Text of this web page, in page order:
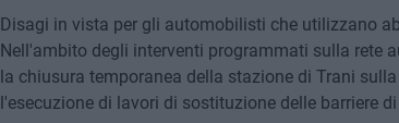
Disagi in vista per gli automobilisti che utilizzano
Nell'ambito degli interventi programmati sulla rete
la chiusura temporanea della stazione di Trani
l'esecuzione di lavori di sostituzione delle barriere